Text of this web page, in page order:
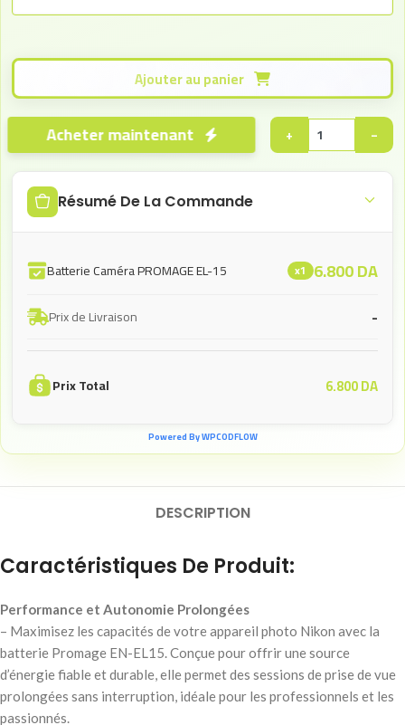
−
+
Résumé De La Commande
Batterie Caméra PROMAGE EL-15 x1 6.800DA
Prix de Livraison -
Prix Total 6.800DA
Powered By WPCODFLOW
DESCRIPTION
Caractéristiques De Produit:
Performance et Autonomie Prolongées
– Maximisez les capacités de votre appareil photo Nikon avec la
batterie Promage EN-EL15. Conçue pour offrir une source
d’énergie fiable et durable, elle permet des sessions de prise de vue
prolongées sans interruption, idéale pour les professionnels et les
passionnés.